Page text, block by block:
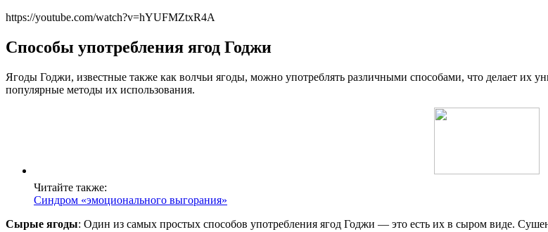
https://youtube.com/watch?v=hYUFMZtxR4A
Способы употребления ягод Годжи
Ягоды Годжи, известные также как волчьи ягоды, можно употреблять различными способами, что делает их
популярные методы их использования.
Читайте также:
Синдром «эмоционального выгорания»
Сырые ягоды: Один из самых простых способов употребления ягод Годжи — это есть их в сыром виде.